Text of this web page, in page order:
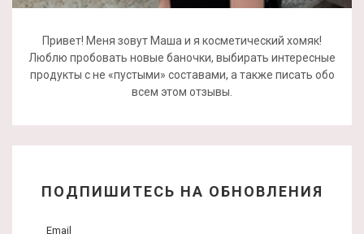
Привет! Меня зовут Маша и я косметический хомяк!
Люблю пробовать новые баночки, выбирать интересные
продукты с не «пустыми» составами, а также писать обо
всем этом отзывы.
ПОДПИШИТЕСЬ НА ОБНОВЛЕНИЯ
Email